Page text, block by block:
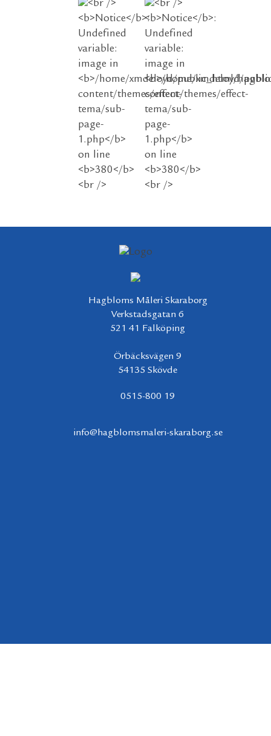
Hagbloms Måleri Skaraborg
Verkstadsgatan 6
521 41 Falköping
Örbäcksvägen 9
54135 Skövde
0515-800 19
info@hagblomsmaleri-skaraborg.se